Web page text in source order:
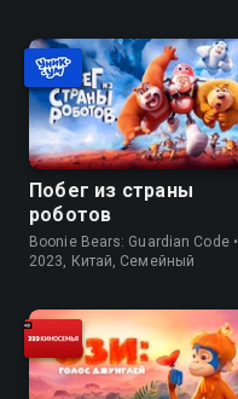
Побег из страны
роботов
Boonie Bears: Guardian Code •
2023, Китай, Семейный